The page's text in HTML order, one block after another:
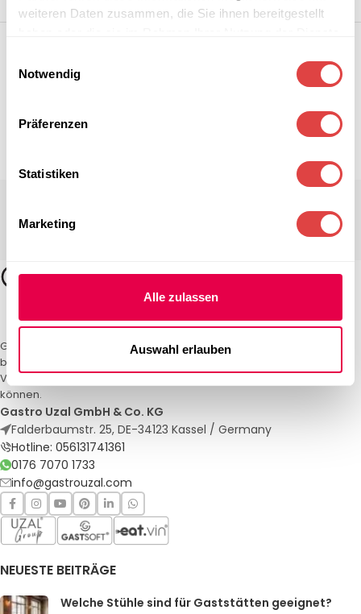
weiteren Daten zusammen, die Sie ihnen bereitgestellt
Notwendig
Präferenzen
Statistiken
Marketing
Alle zulassen
Auswahl erlauben
Gastro Uzal – Ihr Spezialist für Gastronomiemöbel und -textilien. Wir
bieten maßgeschneiderte Lösungen für Restaurants, Hotels und
Veranstaltungen. Qualität und Service, auf die Sie sich verlassen
können.
Gastro Uzal GmbH & Co. KG
Falderbaumstr. 25, DE-34123 Kassel / Germany
Hotline: 056131741361
0176 7070 1733
info@gastrouzal.com
NEUESTE BEITRÄGE
Welche Stühle sind für Gaststätten geeignet?